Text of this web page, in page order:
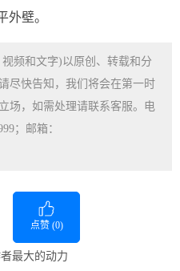
外壁。
频和文字)以原创、转载和分
尽快告知，我们将会在第一时
场，如需处理请联系客服。电
；邮箱：
点赞 (0)
最大的动力